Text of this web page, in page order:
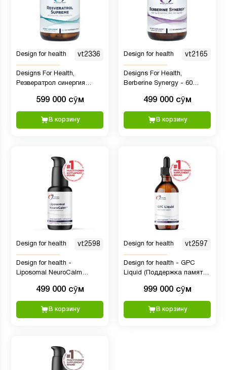
Design for health vt2336
Designs For Health,
Резвератрол синергия
вегетарианских капсул
599 000 сӯм
В корзину
Design for health vt2165
Designs For Health,
Berberine Synergy - 60
499 000 сӯм
В корзину
Design for health vt2598
Design for health -
Liposomal NeuroCalm
499 000 сӯм
В корзину
Design for health vt2597
Design for health - GPC
Liquid (Поддержка памяти
999 000 сӯм
В корзину